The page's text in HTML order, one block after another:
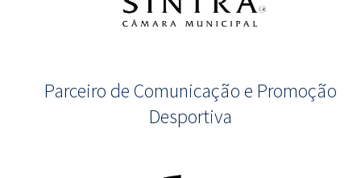
Parceiro de Comunicação e Promoção
Desportiva